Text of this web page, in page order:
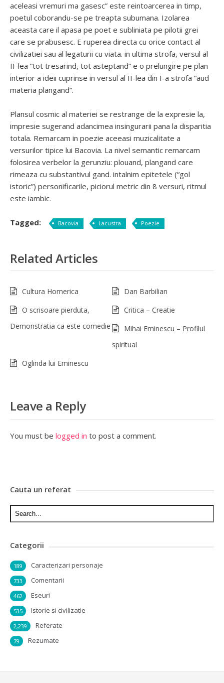
aceleasi vremuri ma gasesc” este reintoarcerea in timp,
poetul coborandu-se pe treapta subumana. Izolarea
aceasta care il apasa pe poet e subliniata pe pilotii grei
care se prabusesc. E ruperea directa cu orice contact al
civilizatiei sau al legaturii cu viata. in ultima strofa, versul al
II-lea “tot tresarind, tot asteptand” e o prelungire pe plan
interior a ideii cuprinse in versul al II-lea din I-a strofa “aud
materia plangand”.
Plansul cosmic al materiei se restrange de la expresie la,
impresie sugerand adancimea insingurarii pana la disparitia
totala. Remarcam in poezie aceeasi muzicalitate a
versurilor tipice lui Bacovia. La nivel semantic remarcam
folosirea verbelor la gerunziu: plouand, plangand care
rimeaza cu substantivul gand. intalnim epitetele (“gol
istoric”) personificarile, piciorul metric din 8 versuri, ritmul
este iambic.
Tagged: Bacovia Lacustra Poezie
Related Articles
Cultura Homerica
Dan Barbilian
O scrisoare pierduta,
Demonstratia ca este comedie
Critica – Creatie
Mihai Eminescu – Profilul
spiritual
Oglinda lui Eminescu
Leave a Reply
You must be logged in to post a comment.
Cauta un referat
Categorii
Caracterizari personaje
189
Comentarii
733
Eseuri
462
Istorie si civilizatie
535
Referate
2,239
Rezumate
79